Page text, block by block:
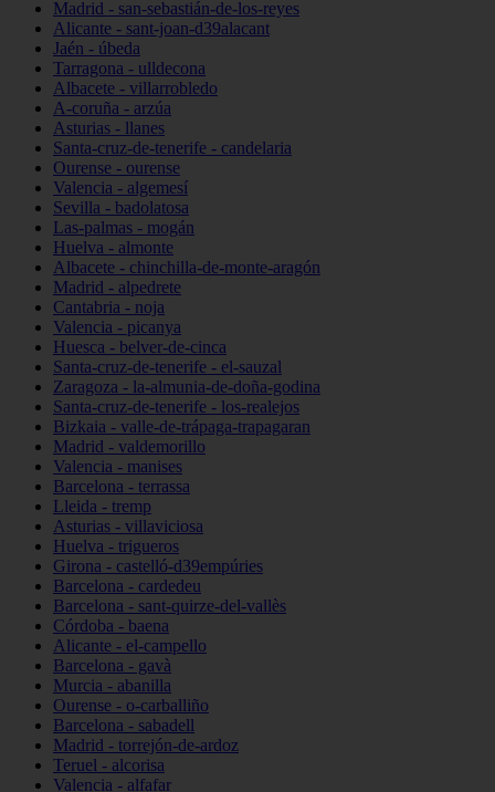
Madrid - san-sebastián-de-los-reyes
Alicante - sant-joan-d39alacant
Jaén - úbeda
Tarragona - ulldecona
Albacete - villarrobledo
A-coruña - arzúa
Asturias - llanes
Santa-cruz-de-tenerife - candelaria
Ourense - ourense
Valencia - algemesí
Sevilla - badolatosa
Las-palmas - mogán
Huelva - almonte
Albacete - chinchilla-de-monte-aragón
Madrid - alpedrete
Cantabria - noja
Valencia - picanya
Huesca - belver-de-cinca
Santa-cruz-de-tenerife - el-sauzal
Zaragoza - la-almunia-de-doña-godina
Santa-cruz-de-tenerife - los-realejos
Bizkaia - valle-de-trápaga-trapagaran
Madrid - valdemorillo
Valencia - manises
Barcelona - terrassa
Lleida - tremp
Asturias - villaviciosa
Huelva - trigueros
Girona - castelló-d39empúries
Barcelona - cardedeu
Barcelona - sant-quirze-del-vallès
Córdoba - baena
Alicante - el-campello
Barcelona - gavà
Murcia - abanilla
Ourense - o-carballiño
Barcelona - sabadell
Madrid - torrejón-de-ardoz
Teruel - alcorisa
Valencia - alfafar